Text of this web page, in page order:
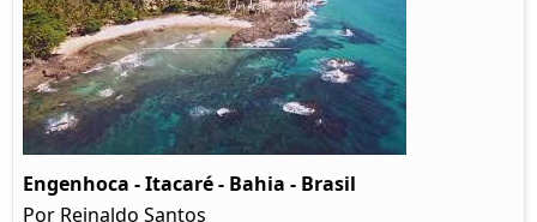
Engenhoca - Itacaré - Bahia - Brasil
Por Reinaldo Santos